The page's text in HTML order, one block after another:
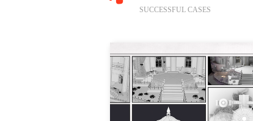
SUCCESSFUL CASES